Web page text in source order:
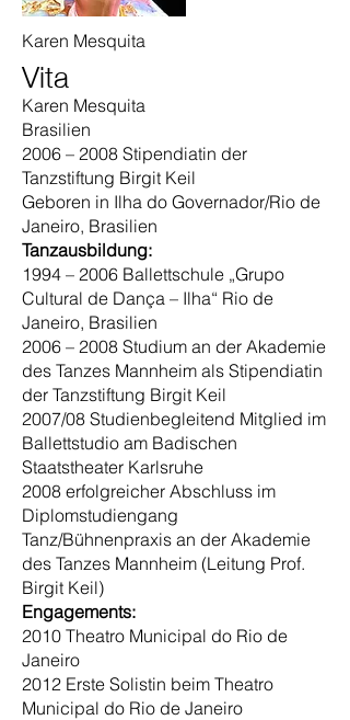
Karen Mesquita
Vita
Karen Mesquita
Brasilien
2006 – 2008 Stipendiatin der
Tanzstiftung Birgit Keil
Geboren in Ilha do Governador/Rio de
Janeiro, Brasilien
Tanzausbildung:
1994 – 2006 Ballettschule „Grupo
Cultural de Dança – Ilha“ Rio de
Janeiro, Brasilien
2006 – 2008 Studium an der Akademie
des Tanzes Mannheim als Stipendiatin
der Tanzstiftung Birgit Keil
2007/08 Studienbegleitend Mitglied im
Ballettstudio am Badischen
Staatstheater Karlsruhe
2008 erfolgreicher Abschluss im
Diplomstudiengang
Tanz/Bühnenpraxis an der Akademie
des Tanzes Mannheim (Leitung Prof.
Birgit Keil)
Engagements:
2010 Theatro Municipal do Rio de
Janeiro
2012 Erste Solistin beim Theatro
Municipal do Rio de Janeiro